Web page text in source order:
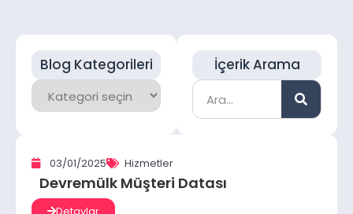
Blog Kategorileri İçerik Arama
03/01/2025 Hizmetler
Devremülk Müşteri Datası